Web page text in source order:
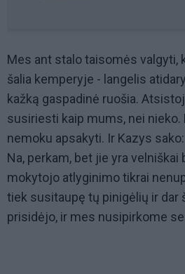
Mes ant stalo taisomės valgyti,
šalia kemperyje - langelis
kažką gaspadinė ruošia.
susiriesti kaip mums, nei nieko.
nemoku apsakyti. Ir Kazys
Na, perkam, bet jie yra velniškai
mokytojo atlyginimo tikrai
tiek susitaupę tų pinigėlių ir dar
prisidėjo, ir mes nusipirkome